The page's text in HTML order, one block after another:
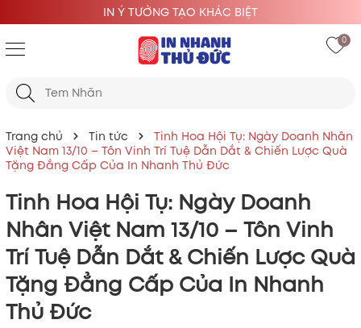
IN Ý TƯỞNG TẠO KHÁC
0
Trang chủ Tin tức
Tinh Hoa Hội Tụ: Ngày Doanh Nhân
Việt Nam 13/10 – Tôn Vinh Trí Tuệ Dẫn Dắt & Chiến Lược Quà
Tặng Đẳng Cấp Của In Nhanh Thủ Đức
Tinh Hoa Hội Tụ: Ngày Doanh
Nhân Việt Nam 13/10 – Tôn Vinh
Trí Tuệ Dẫn Dắt & Chiến Lược Quà
Tặng Đẳng Cấp Của In Nhanh
Thủ Đức